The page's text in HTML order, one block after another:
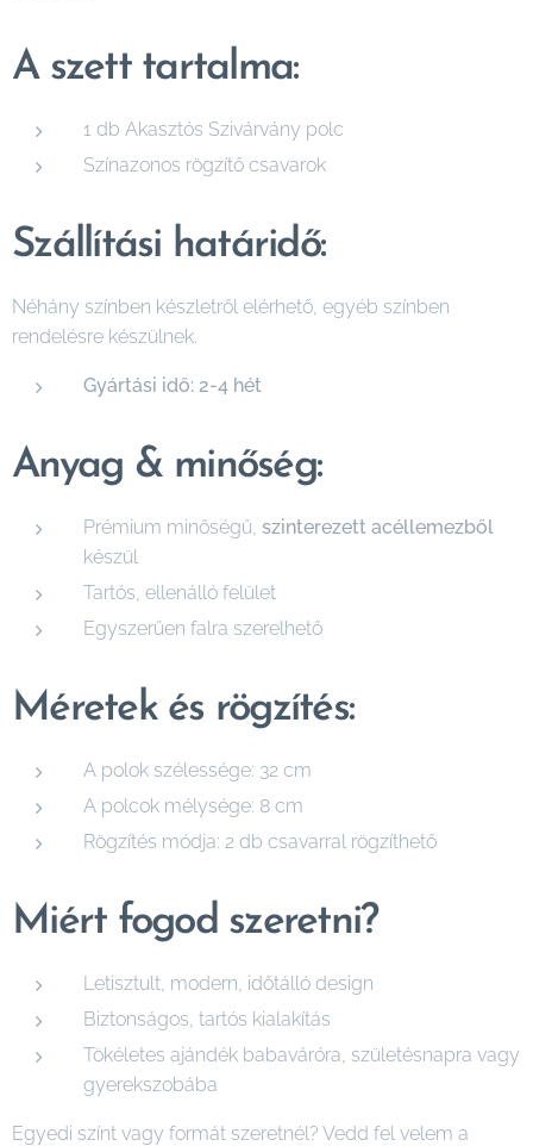
A szett tartalma:
1 db Akasztós Szivárvány polc
Színazonos rögzítő csavarok
Szállítási határidő:
Néhány színben készletről elérhető, egyéb színben
rendelésre készülnek.
Gyártási idő: 2-4 hét
Anyag & minőség:
Prémium minőségű, szinterezett acéllemezből
készül
Tartós, ellenálló felület
Egyszerűen falra szerelhető
Méretek és rögzítés:
A polok szélessége: 32 cm
A polcok mélysége: 8 cm
Rögzítés módja: 2 db csavarral rögzíthető
Miért fogod szeretni?
Letisztult, modern, időtálló design
Biztonságos, tartós kialakítás
Tökéletes ajándék babaváróra, születésnapra vagy
gyerekszobába
Egyedi színt vagy formát szeretnél? Vedd fel velem a